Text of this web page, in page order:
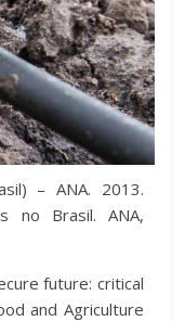
– ANA. 2013.
no Brasil. ANA,
future: critical
and Agriculture